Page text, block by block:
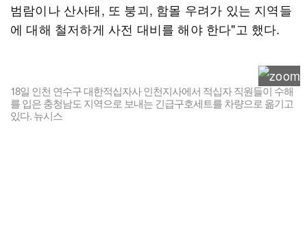
범람이나 산사태, 또 붕괴, 함몰 우려가 있는 지역들
에 대해 철저하게 사전 대비를 해야 한다"고 했다.
18일 인천 연수구 대한적십자사 인천지사에서 적십자 직원들이 수해
를 입은 충청남도 지역으로 보내는 긴급구호세트를 차량으로 옮기고
있다. 뉴시스